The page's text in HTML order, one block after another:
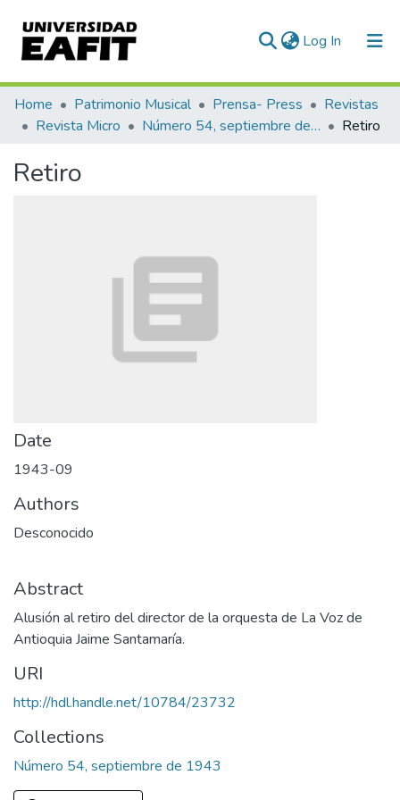
Log In (current)
Communities & Collections
All of DSpace
Statistics
Home Patrimonio Musical Prensa- Press
Revistas
Revista Micro
Número 54, septiembre de 1943 Retiro
Retiro
Date
1943-09
Authors
Desconocido
Abstract
Alusión al retiro del director de la orquesta de La Voz de
Antioquia Jaime Santamaría.
URI
http://hdl.handle.net/10784/23732
Collections
Número 54, septiembre de 1943